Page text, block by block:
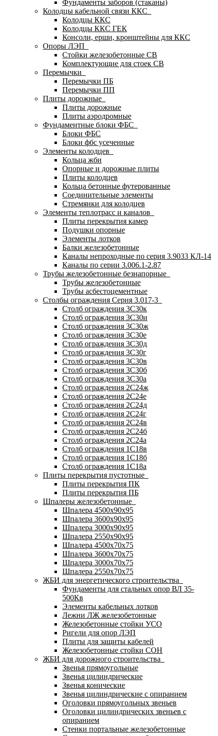
Фундаменты заборов (стаканы)
Колодцы кабельной связи ККС
Колодцы ККС
Колодцы ККС ГЕК
Консоли, ерши, кронштейны для ККС
Опоры ЛЭП
Стойки железобетонные СВ
Комплектующие для стоек СВ
Перемычки
Перемычки ПБ
Перемычки ПП
Плиты дорожные
Плиты дорожные
Плиты аэродромные
Фундаментные блоки ФБС
Блоки ФБС
Блоки фбс усеченные
Элементы колодцев
Кольца жби
Опорные и дорожные плиты
Плиты колодцев
Кольца бетонные футерованные
Соединительные элементы
Стремянки для колодцев
Элементы теплотрасс и каналов
Плиты перекрытия камер
Подушки опорные
Элементы лотков
Балки железобетонные
Каналы непроходные по серия 3.9033 КЛ-14
Каналы по серии 3.006.1-2.87
Трубы железобетонные безнапорные
Трубы железобетонные
Трубы асбестоцементные
Столбы ограждения Серия 3.017-3
Столб ограждения 3С30к
Столб ограждения 3С30и
Столб ограждения 3С30ж
Столб ограждения 3С30е
Столб ограждения 3С30д
Столб ограждения 3С30г
Столб ограждения 3С30в
Столб ограждения 3С30б
Столб ограждения 3С30а
Столб ограждения 2С24ж
Столб ограждения 2С24е
Столб ограждения 2С24д
Столб ограждения 2С24г
Столб ограждения 2С24в
Столб ограждения 2С24б
Столб ограждения 2С24а
Столб ограждения 1С18в
Столб ограждения 1С18б
Столб ограждения 1С18а
Плиты перекрытия пустотные
Плиты перекрытия ПК
Плиты перекрытия ПБ
Шпалеры железобетонные
Шпалера 4500х90х95
Шпалера 3600х90х95
Шпалера 3000х90х95
Шпалера 2550х90х95
Шпалера 4500х70х75
Шпалера 3600х70х75
Шпалера 3000х70х75
Шпалера 2550х70х75
ЖБИ для энергетического строительства
Фундаменты для стальных опор ВЛ 35-
500Кв
Элементы кабельных лотков
Лежни ЛЖ железобетонные
Железобетонные стойки УСО
Ригели для опор ЛЭП
Плиты для защиты кабелей
Железобетонные стойки СОН
ЖБИ для дорожного строительства
Звенья прямоугольные
Звенья цилиндрические
Звенья конические
Звенья цилиндрические с опиранием
Оголовки прямоугольных звеньев
Оголовки цилиндрических звеньев с
опиранием
Стенки портальные железобетонные